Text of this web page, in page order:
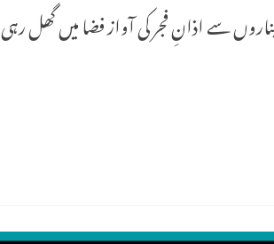
سے اذانِ فجر کی آواز فضا میں گھل رہی